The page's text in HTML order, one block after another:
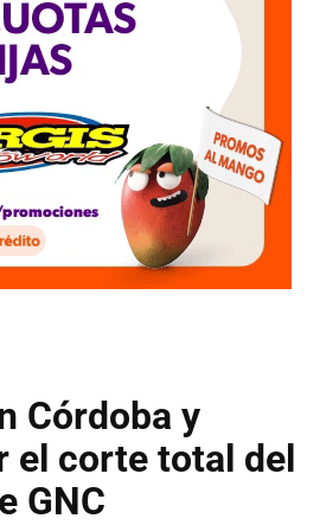
Córdoba y
el corte total del
GNC